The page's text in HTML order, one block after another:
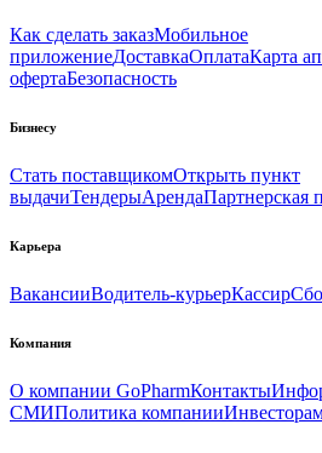
Как сделать заказМобильное
приложениеДоставкаОплатаКарта
офертаБезопасность
Бизнесу
Стать поставщикомОткрыть пункт
выдачиТендерыАрендаПартнерская
Карьера
ВакансииВодитель-курьерКассир
Компания
О компании GoPharmКонтакты
СМИПолитика компании